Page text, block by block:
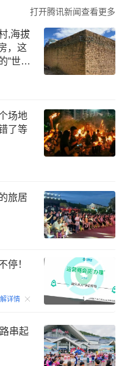
打开腾讯新闻查看更多
,海拔
，这
“世外
场地
了等
旅居
停！
详情 00:15
串起